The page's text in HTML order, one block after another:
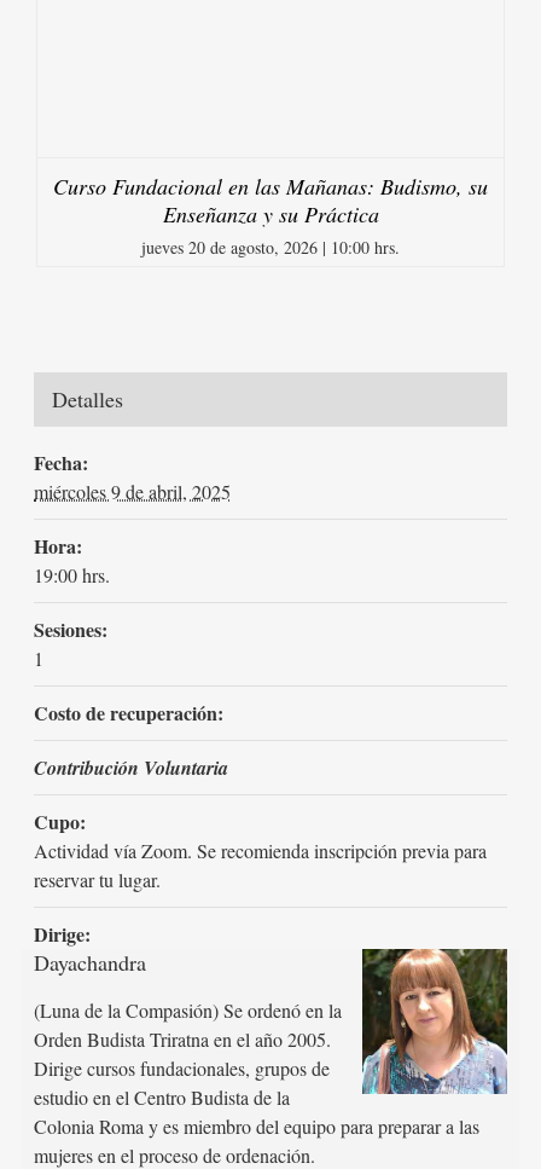
Curso Fundacional en las Mañanas: Budismo, su
Enseñanza y su Práctica
jueves 20 de agosto, 2026 | 10:00 hrs.
Detalles
Fecha:
miércoles 9 de abril, 2025
Hora:
19:00 hrs.
Sesiones:
1
Costo de recuperación:
Contribución Voluntaria
Cupo:
Actividad vía Zoom. Se recomienda inscripción previa para
reservar tu lugar.
Dirige:
Dayachandra
(Luna de la Compasión) Se ordenó en la
Orden Budista Triratna en el año 2005.
Dirige cursos fundacionales, grupos de
estudio en el Centro Budista de la
Colonia Roma y es miembro del equipo para preparar a las
mujeres en el proceso de ordenación.